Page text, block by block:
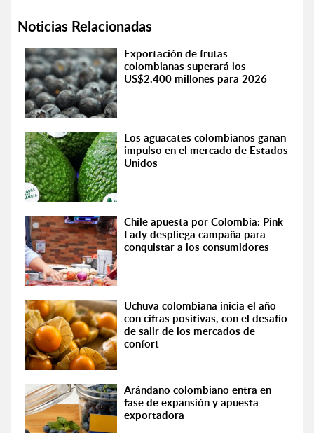
Noticias Relacionadas
Exportación de frutas
colombianas superará los
US$2.400 millones para 2026
Los aguacates colombianos ganan
impulso en el mercado de Estados
Unidos
Chile apuesta por Colombia: Pink
Lady despliega campaña para
conquistar a los consumidores
Uchuva colombiana inicia el año
con cifras positivas, con el desafío
de salir de los mercados de
confort
Arándano colombiano entra en
fase de expansión y apuesta
exportadora